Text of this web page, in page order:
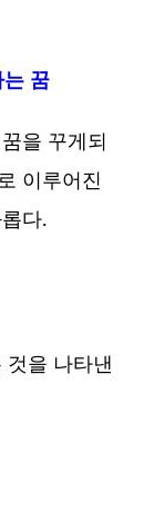
꿈
을 꾸게되
이루어진
다.
을 나타낸